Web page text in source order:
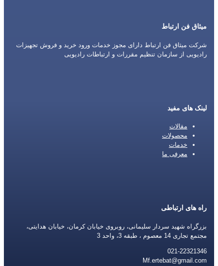
میثاق فن ارتباط
شرکت میثاق فن ارتباط دارای مجوز خدمات ورود خرید و فروش تجهیزات
رادیویی از سازمان تنظیم مقررات و ارتباطات رادیویی
لینک های مفید
مقالات
محصولات
خدمات
معرفی ما
راه های ارتباطی
بزرگراه شهید سردار سلیمانی، روبروی خیابان کرمان، خیابان هدایتی،
مجتمع تجاری 14 معصوم ، طبقه 3، واحد 3
021-22321346
Mf.ertebat@gmail.com